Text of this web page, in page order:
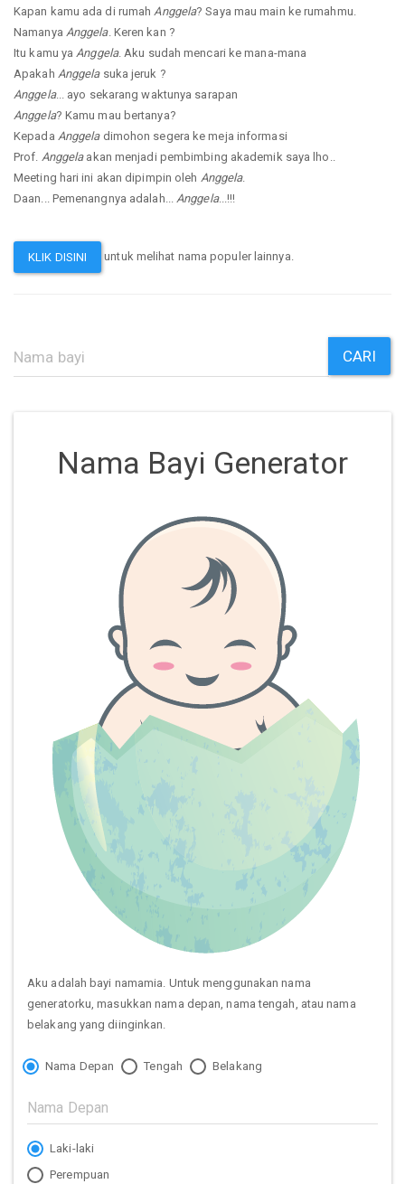
Kapan kamu ada di rumahAnggela? Saya mau main ke rumahmu.
Namanya Anggela. Keren kan ?
Itu kamu yaAnggela. Aku sudah mencari ke mana-mana
Apakah Anggelasuka jeruk ?
Anggela... ayo sekarang waktunya sarapan
Anggela? Kamu mau bertanya?
Kepada Anggeladimohon segera ke meja informasi
Prof. Anggelaakan menjadi pembimbing akademik saya lho..
Meeting hari ini akan dipimpin oleh Anggela.
Daan... Pemenangnya adalah... Anggela...!!!
KLIK DISINI untuk melihat nama populer lainnya.
CARI
Nama Bayi Generator
Aku adalah bayi namamia. Untuk menggunakan nama
generatorku, masukkan nama depan, nama tengah, atau nama
belakang yang diinginkan.
Nama Depan Tengah Belakang
Laki-laki
Perempuan